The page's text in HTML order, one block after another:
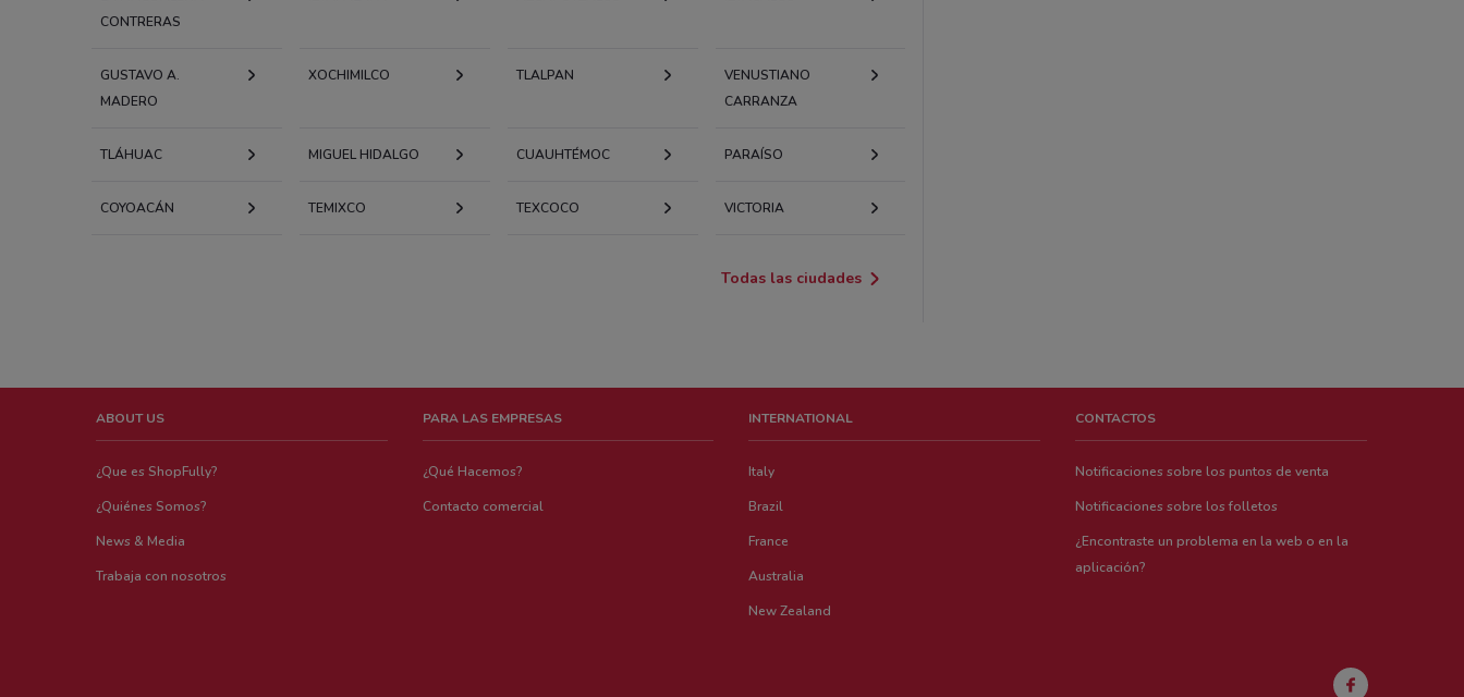
CONTRERAS
GUSTAVO A.
MADERO
XOCHIMILCO TLALPAN
VENUSTIANO
CARRANZA
TLÁHUAC MIGUEL HIDALGO CUAUHTÉMOC PARAÍSO
COYOACÁN TEMIXCO TEXCOCO VICTORIA
Todas las ciudades
ABOUT US
¿Que es ShopFully?
¿Quiénes Somos?
News & Media
Trabaja con nosotros
PARA LAS EMPRESAS
¿Qué Hacemos?
Contacto comercial
INTERNATIONAL
Italy
Brazil
France
Australia
New Zealand
CONTACTOS
Notificaciones sobre los puntos de venta
Notificaciones sobre los folletos
¿Encontraste un problema en la web o en la
aplicación?